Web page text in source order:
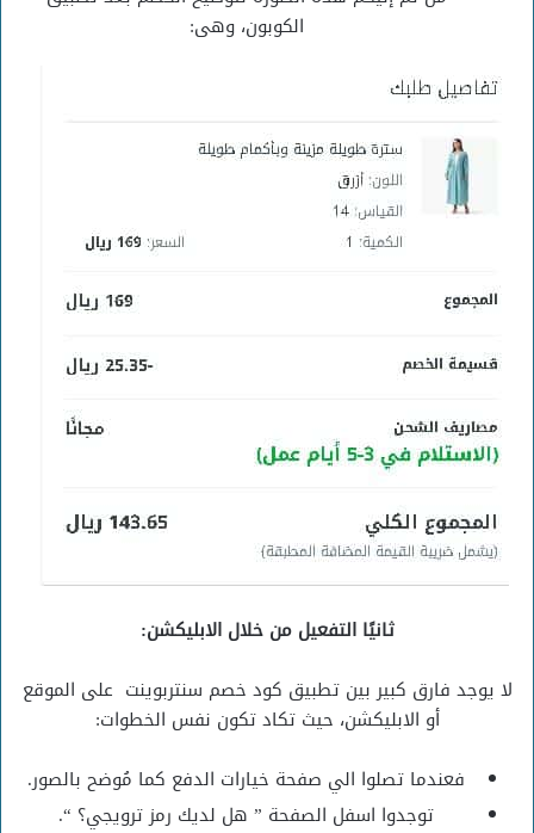
الكوبون، وهى:
ثانيًا التفعيل من خلال الابليكشن:
لا يوجد فارق كبير بين تطبيق كود خصم سنتربوينت على الموقع
أو الابليكشن، حيث تكاد تكون نفس الخطوات:
فعندما تصلوا الي صفحة خيارات الدفع كما مُوضح بالصور.
توجدوا اسفل الصفحة ” هل لديك رمز ترويجي؟ “.